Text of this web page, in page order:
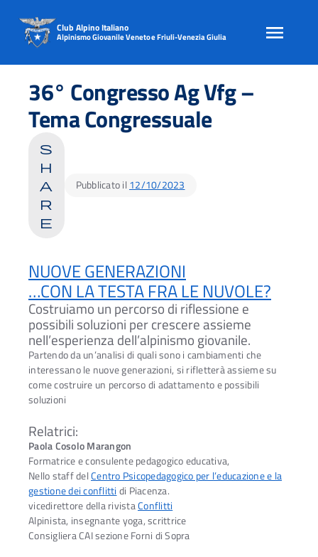
content
Club Alpino Italiano
Alpinismo Giovanile Veneto e Friuli-Venezia Giulia
36° Congresso Ag Vfg –
Tema Congressuale
s
h
a
r
e
Pubblicato il 12/10/2023
NUOVE GENERAZIONI
…CON LA TESTA FRA LE NUVOLE?
Costruiamo un percorso di riflessione e
possibili soluzioni per crescere assieme
nell’esperienza dell’alpinismo giovanile.
Partendo da un’analisi di quali sono i cambiamenti che
interessano le nuove generazioni, si rifletterà assieme su
come costruire un percorso di adattamento e possibili
soluzioni
Relatrici:
Paola Cosolo Marangon
Formatrice e consulente pedagogico educativa,
Nello staff delCentro Psicopedagogico per l’educazione e la
gestione dei conflitti di Piacenza.
vicedirettore della rivistaConflitti
Alpinista, insegnante yoga, scrittrice
Consigliera CAI sezione Forni di Sopra